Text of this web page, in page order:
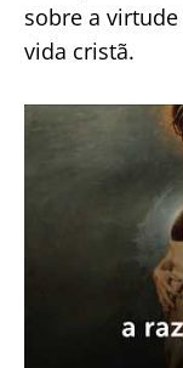
sobre a
vida cristã.